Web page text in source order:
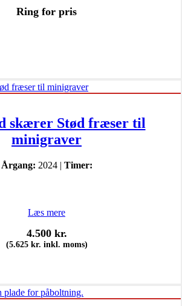
Ring for pris
skærer Stød fræser til
minigraver
Årgang: 2024 | Timer:
Læs mere
4.500 kr.
(5.625 kr. inkl. moms)